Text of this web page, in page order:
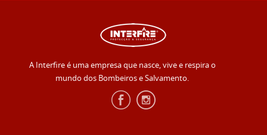
A Interfire é uma empresa que nasce, vive e respira o
mundo dos Bombeiros e Salvamento.